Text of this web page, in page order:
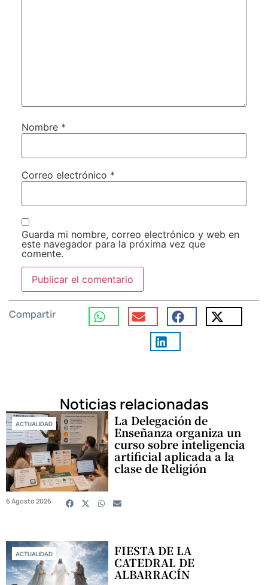
Nombre *
Correo electrónico *
Guarda mi nombre, correo electrónico y web en
este navegador para la próxima vez que
comente.
Compartir
Noticias relacionadas
ACTUALIDAD La Delegación de
Enseñanza organiza un
curso sobre inteligencia
artificial aplicada a la
clase de Religión
6 Agosto 2026
ACTUALIDAD FIESTA DE LA
CATEDRAL DE
ALBARRACÍN